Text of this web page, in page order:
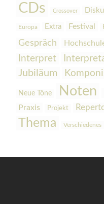
CDs Crossover
Europa Extra Festival
Gespräch
Interpret
Jubiläum
Neue Töne Noten
Praxis Projekt
Thema Verschiedenes